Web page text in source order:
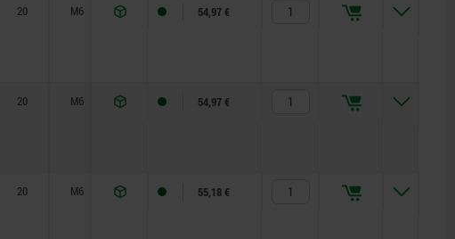
20 M6 18,3 56,5
54,97 €
20 M6 18,3 56,5
54,97 €
20 M6 20,3 58
55,18 €